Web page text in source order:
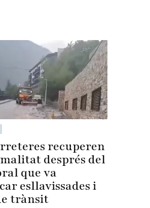
recuperen
després del
que va
esllavissades i
trànsit